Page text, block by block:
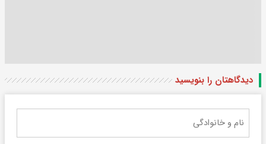
دیدگاهتان را بنویسید